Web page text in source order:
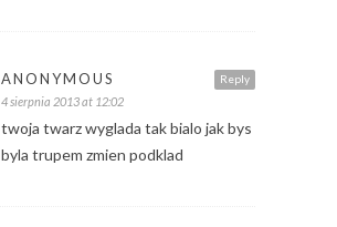
Reply
ANONYMOUS
4 sierpnia 2013 at 12:02
twoja twarz wyglada tak bialo jak bys
byla trupem zmien podklad